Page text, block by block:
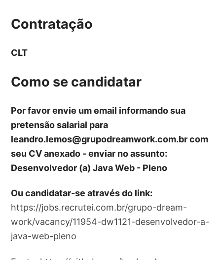
Contratação
CLT
Como se candidatar
Por favor envie um email informando sua
pretensão salarial para
leandro.lemos@grupodreamwork.com.brcom
seu CV anexado - enviar no assunto:
Desenvolvedor (a) Java Web - Pleno
Ou candidatar-se através do link:
https://jobs.recrutei.com.br/grupo-dream-
work/vacancy/11954-dw1121-desenvolvedor-a-
java-web-pleno